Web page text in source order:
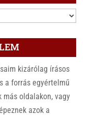
kizárólag írásos
a forrás egyértelmű
oldalakon, vagy
azok a